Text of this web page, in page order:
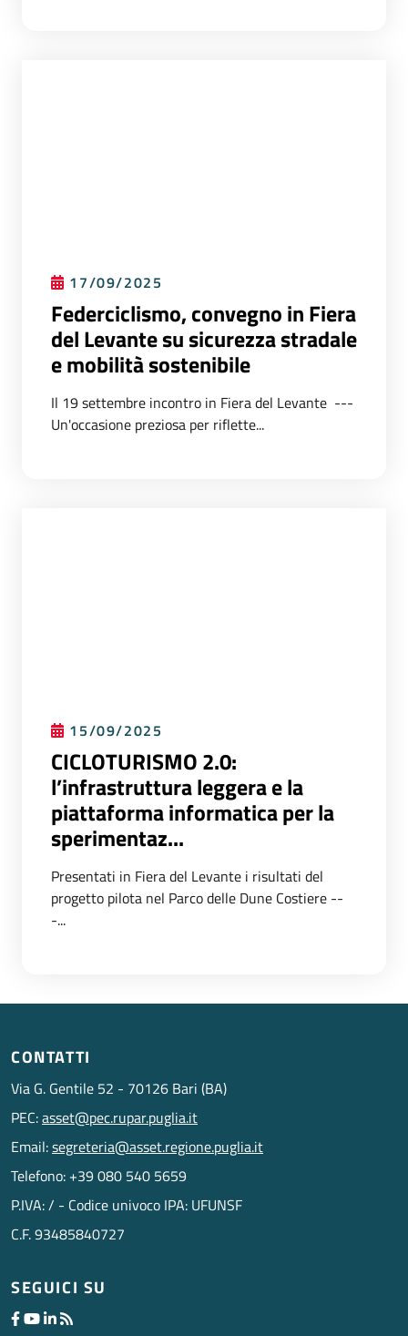
17/09/2025
Federciclismo, convegno in Fiera
del Levante su sicurezza stradale
e mobilità sostenibile
Il 19 settembre incontro in Fiera del Levante ---
Un'occasione preziosa per riflette...
15/09/2025
CICLOTURISMO 2.0:
l’infrastruttura leggera e la
piattaforma informatica per la
sperimentaz...
Presentati in Fiera del Levante i risultati del
progetto pilota nel Parco delle Dune Costiere --
-...
CONTATTI
Via G. Gentile 52 - 70126 Bari (BA)
PEC:asset@pec.rupar.puglia.it
Email:segreteria@asset.regione.puglia.it
Telefono: +39 080 540 5659
P.IVA: / - Codice univoco IPA: UFUNSF
C.F. 93485840727
SEGUICI SU